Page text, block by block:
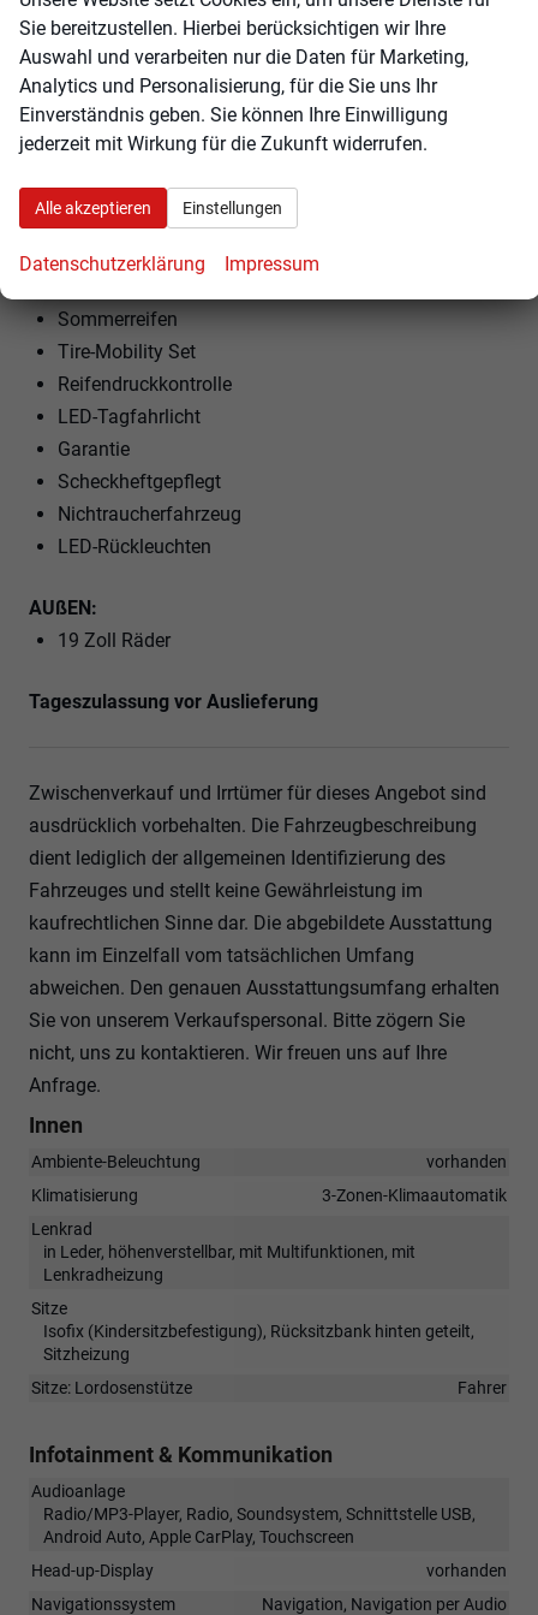
Armlehne hinten
Kindersitzvorbereitung (ISOFIX)
Rücksitzbank teilbar
Lenkrad höhenverstellbar
Lenkradheizung
EXTRAS:
Dachreling
Sommerreifen
Tire-Mobility Set
Reifendruckkontrolle
LED-Tagfahrlicht
Garantie
Scheckheftgepflegt
Nichtraucherfahrzeug
LED-Rückleuchten
AUßEN:
19 Zoll Räder
Tageszulassung vor Auslieferung
Zwischenverkauf und Irrtümer für dieses Angebot sind
ausdrücklich vorbehalten. Die Fahrzeugbeschreibung
dient lediglich der allgemeinen Identifizierung des
Fahrzeuges und stellt keine Gewährleistung im
kaufrechtlichen Sinne dar. Die abgebildete Ausstattung
kann im Einzelfall vom tatsächlichen Umfang
abweichen. Den genauen Ausstattungsumfang erhalten
Sie von unserem Verkaufspersonal. Bitte zögern Sie
nicht, uns zu kontaktieren. Wir freuen uns auf Ihre
Anfrage.
Innen
Ambiente-Beleuchtung
vorhanden
Klimatisierung
3-Zonen-Klimaautomatik
Lenkrad
in Leder, höhenverstellbar, mit Multifunktionen, mit
Lenkradheizung
Sitze
Isofix (Kindersitzbefestigung), Rücksitzbank hinten geteilt,
Sitzheizung
Sitze: Lordosenstütze
Fahrer
Infotainment & Kommunikation
Audioanlage
Radio/MP3-Player, Radio, Soundsystem, Schnittstelle USB,
Android Auto, Apple CarPlay, Touchscreen
Head-up-Display
vorhanden
Navigationssystem
Navigation, Navigation per Audio
Sie bereitzustellen. Hierbei berücksichtigen wir Ihre
Auswahl und verarbeiten nur die Daten für Marketing,
Analytics und Personalisierung, für die Sie uns Ihr
Einverständnis geben. Sie können Ihre Einwilligung
jederzeit mit Wirkung für die Zukunft widerrufen.
Alle akzeptieren Einstellungen
Datenschutzerklärung Impressum